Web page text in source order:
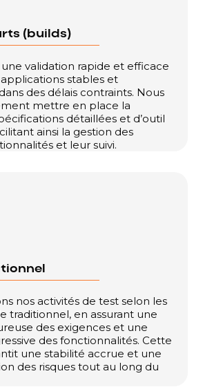
(builds)
une validation rapide et efficace
stables et
des délais contraints. Nous
mettre en place la
détaillées et d’outil
ainsi la gestion des
et leur suivi.
nos activités de test selon les
traditionnel, en assurant une
des exigences et une
des fonctionnalités. Cette
une stabilité accrue et une
des risques tout au long du